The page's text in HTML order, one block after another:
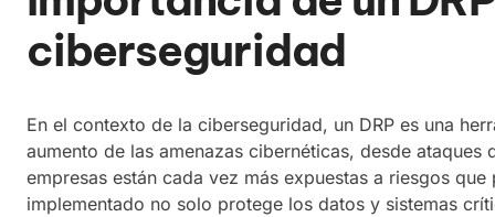
ciberseguridad
En el contexto de la ciberseguridad, un DRP es una
aumento de las amenazas cibernéticas, desde
empresas están cada vez más expuestas a riesgos
implementado no solo protege los datos y sistemas